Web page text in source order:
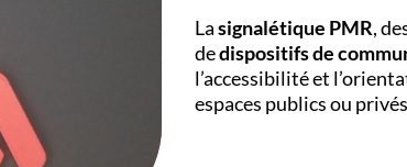
Lasignalétique PMR,
dedispositifs de
l’accessibilité et
espaces publics ou